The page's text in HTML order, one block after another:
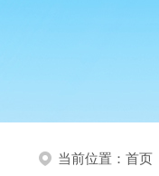
当前位置： 首页